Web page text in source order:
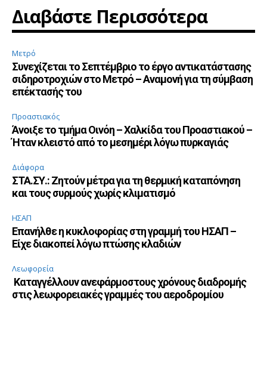
Διαβάστε Περισσότερα
Μετρό
Συνεχίζεται το Σεπτέμβριο το έργο αντικατάστασης
σιδηροτροχιών στο Μετρό – Αναμονή για τη σύμβαση
επέκτασής του
Προαστιακός
Άνοιξε το τμήμα Οινόη – Χαλκίδα του Προαστιακού –
Ήταν κλειστό από το μεσημέρι λόγω πυρκαγιάς
Διάφορα
ΣΤΑ.ΣΥ.: Ζητούν μέτρα για τη θερμική καταπόνηση
και τους συρμούς χωρίς κλιματισμό
ΗΣΑΠ
Επανήλθε η κυκλοφορίας στη γραμμή του ΗΣΑΠ –
Είχε διακοπεί λόγω πτώσης κλαδιών
Λεωφορεία
Καταγγέλλουν ανεφάρμοστους χρόνους διαδρομής
στις λεωφορειακές γραμμές του αεροδρομίου